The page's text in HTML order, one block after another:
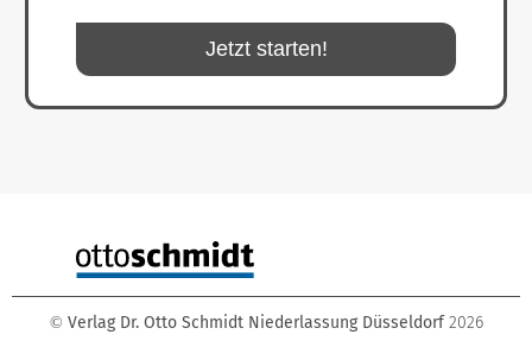
Jetzt starten!
© Verlag Dr. Otto Schmidt Niederlassung Düsseldorf 2026